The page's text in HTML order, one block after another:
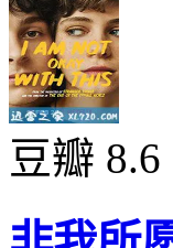
豆瓣 8.6